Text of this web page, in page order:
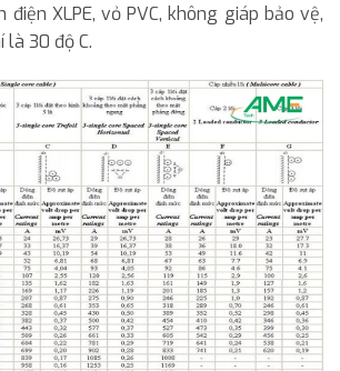
điện XLPE, vỏ PVC, không giáp bảo vệ,
là 30 độ C.